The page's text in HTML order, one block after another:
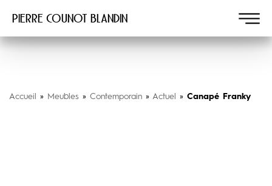
Pierre COUNOT BLANDIN
Accueil » Meubles » Contemporain » Actuel » Canapé Franky